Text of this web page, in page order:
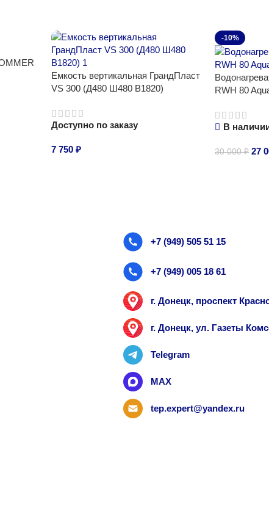
Емкость вертикальная ГрандПласт
VS 300 (Д480 Ш480 В1820)
Доступно по заказу
7 750 ₽
-10%
RWH 80
В
30 000₽ 27
+7 (949) 505 51 15
+7 (949) 005 18 61
г. Донецк, проспект
г. Донецк, ул. Газеты
Telegram
MAX
tep.expert@yandex.ru